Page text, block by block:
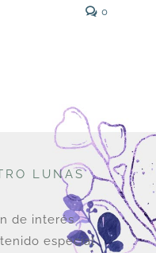
0
LUNAS
de interés
especial